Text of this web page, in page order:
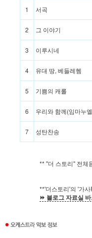
1 서곡
2
그 이야기
3
이루시네
4
유대 땅, 베들레헴
5
기쁨의 캐롤
6
우리와 함께(임마누
7
성탄찬송
** "더 스토리" 전체
**'더스토리'의 '가
⏩ 블로그 자료실